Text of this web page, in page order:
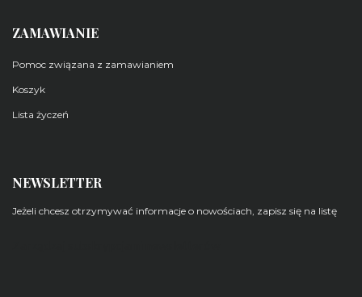
ZAMAWIANIE
Pomoc związana z zamawianiem
Koszyk
Lista życzeń
NEWSLETTER
Jeżeli chcesz otrzymywać informacje o nowościach, zapisz się na listę